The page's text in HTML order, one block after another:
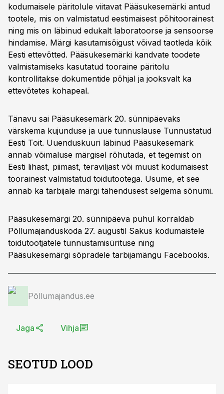
kodumaisele päritolule viitavat Pääsukesemärki antud
tootele, mis on valmistatud eestimaisest põhitoorainest
ning mis on läbinud edukalt laboratoorse ja sensoorse
hindamise. Märgi kasutamisõigust võivad taotleda kõik
Eesti ettevõtted. Pääsukesemärki kandvate toodete
valmistamiseks kasutatud tooraine päritolu
kontrollitakse dokumentide põhjal ja jooksvalt ka
ettevõtetes kohapeal.
Tänavu sai Pääsukesemärk 20. sünnipäevaks
värskema kujunduse ja uue tunnuslause Tunnustatud
Eesti Toit. Uuenduskuuri läbinud Pääsukesemärk
annab võimaluse märgisel rõhutada, et tegemist on
Eesti lihast, piimast, teraviljast või muust kodumaisest
toorainest valmistatud toidutootega. Usume, et see
annab ka tarbijale märgi tähendusest selgema sõnumi.
Pääsukesemärgi 20. sünnipäeva puhul korraldab
Põllumajanduskoda 27. augustil Sakus kodumaistele
toidutootjatele tunnustamisürituse ning
Pääsukesemärgi sõpradele tarbijamängu Facebookis.
Põllumajandus.ee
Jaga Vihja
SEOTUD LOOD